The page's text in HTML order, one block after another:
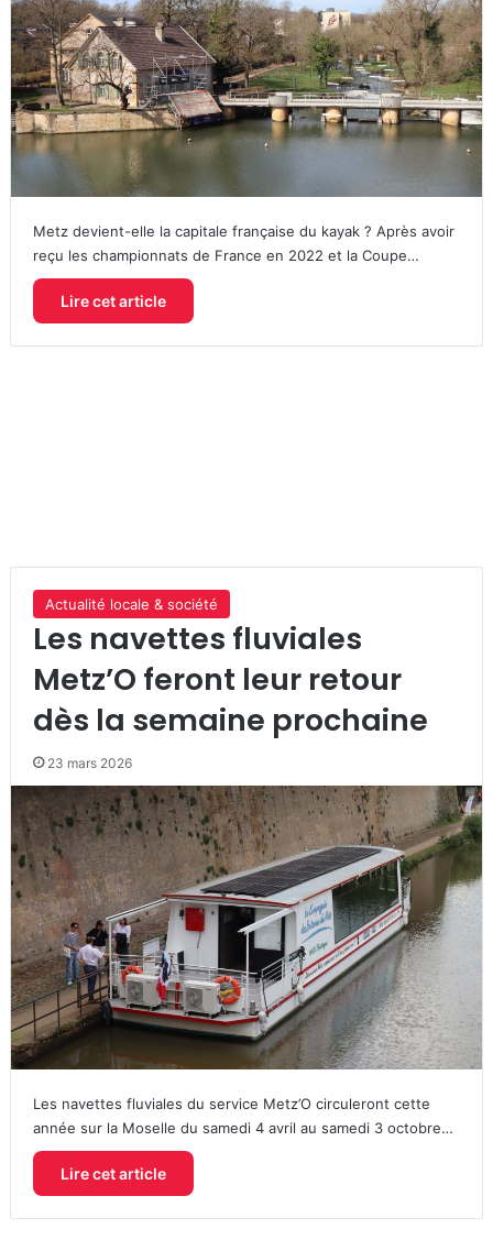
Metz devient-elle la capitale française du kayak ? Après avoir
reçu les championnats de France en 2022 et la Coupe…
Lire cet article
Actualité locale & société
Les navettes fluviales
Metz’O feront leur retour
dès la semaine prochaine
23 mars 2026
Les navettes fluviales du service Metz’O circuleront cette
année sur la Moselle du samedi 4 avril au samedi 3 octobre…
Lire cet article